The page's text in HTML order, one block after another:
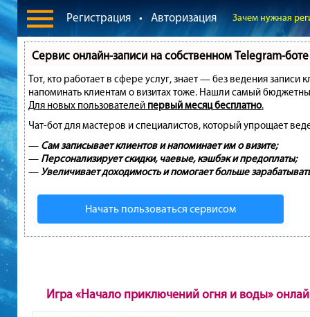
Регистрация • Авторизация Зачем нужная
Сервис онлайн-записи на собственном Telegram-боте
Тот, кто работает в сфере услуг, знает — без ведения
напоминать клиентам о визитах тоже. Нашли самый
Для новых пользователей первый месяц бесплатно.
Чат-бот для мастеров и специалистов, который упрощает
— Сам записывает клиентов и напоминает им о визите;
— Персонализирует скидки, чаевые, кэшбэк и предоплаты;
—Увеличивает доходимость и помогает больше
Начать пользоваться сервисом
Игра «Начало приключений огня и воды»